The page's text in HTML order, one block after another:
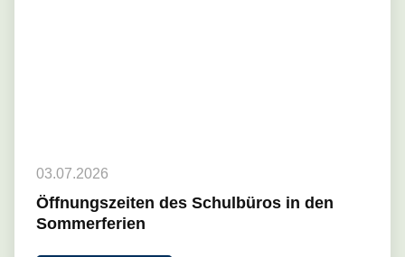
03.07.2026
Öffnungszeiten des Schulbüros in den
Sommerferien